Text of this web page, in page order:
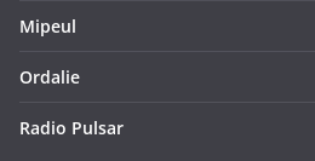
Mipeul
Ordalie
Radio Pulsar